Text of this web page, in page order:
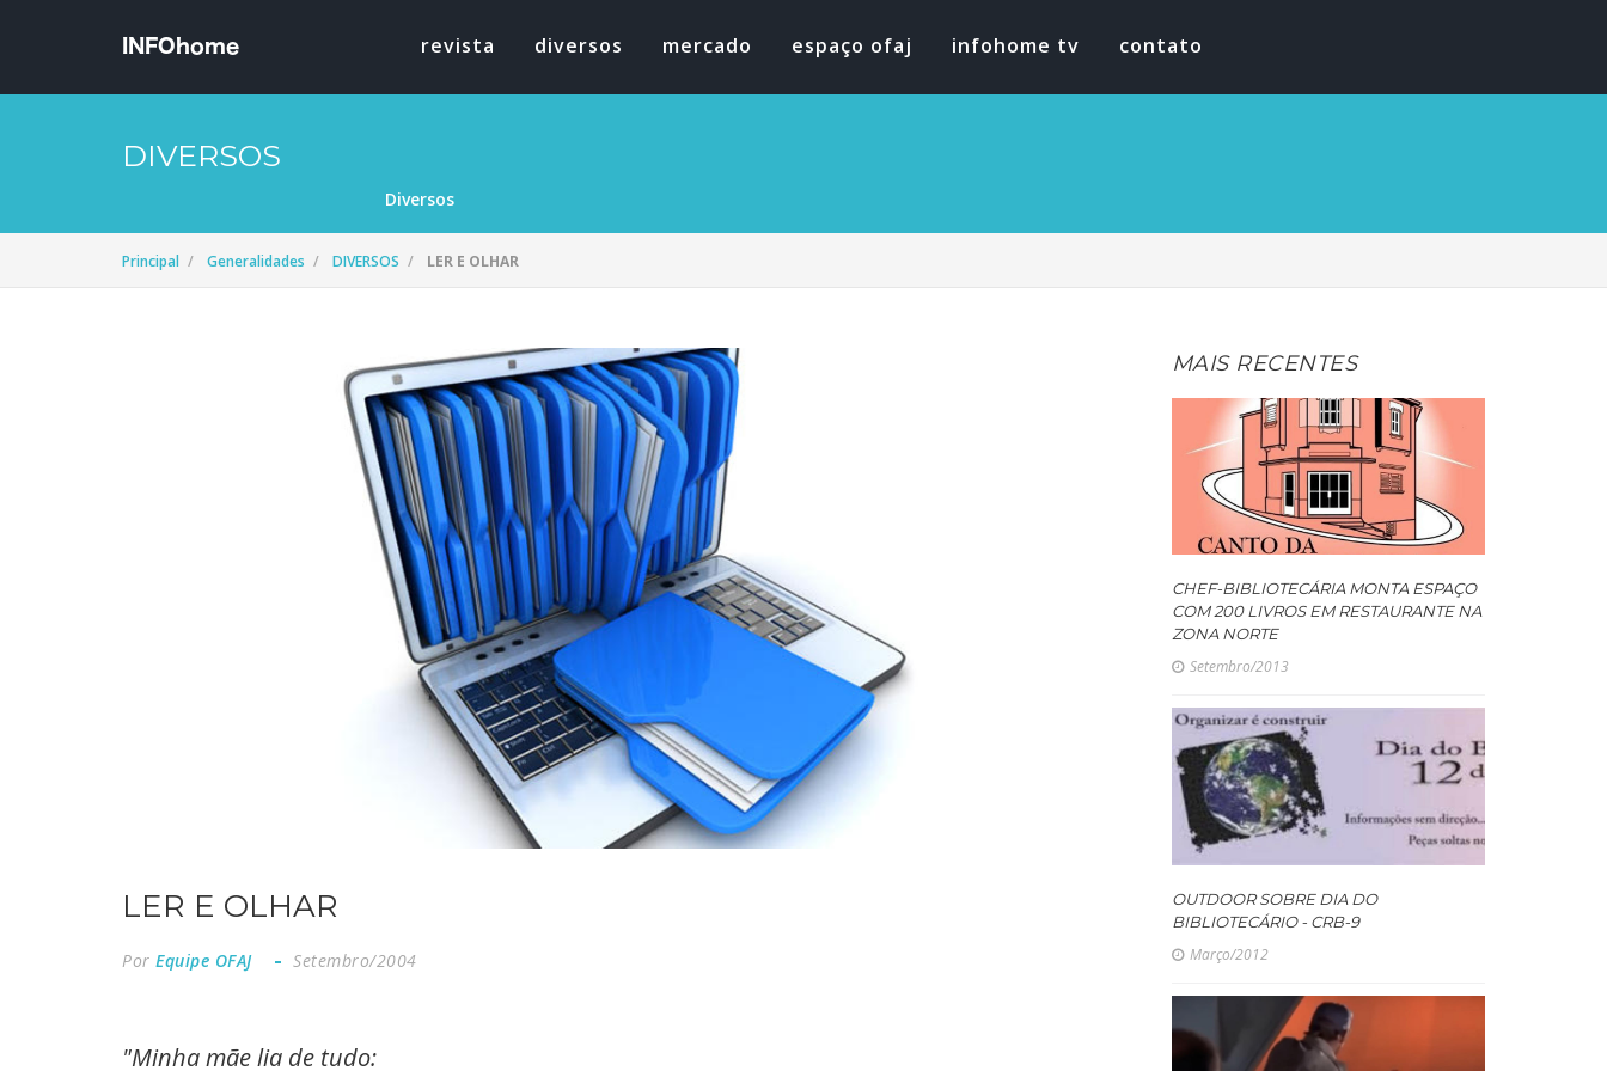
revista diversos mercado espaço ofaj infohome tv contato
DIVERSOS
Diversos
Principal Generalidades DIVERSOS LER E OLHAR
LER E OLHAR
Por Equipe OFAJ Setembro/2004
"Minha mãe lia de tudo:
MAIS RECENTES
CHEF-BIBLIOTECÁRIA MONTA ESPAÇO
COM 200 LIVROS EM RESTAURANTE NA
ZONA NORTE
Setembro/2013
OUTDOOR SOBRE DIA DO
BIBLIOTECÁRIO - CRB-9
Março/2012